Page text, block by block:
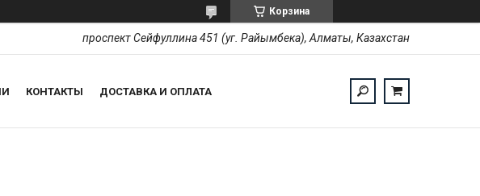
Корзина
проспект Сейфуллина 451 (уг. Райымбека), Алматы, Казахстан
КОНТАКТЫ ДОСТАВКА И ОПЛАТА